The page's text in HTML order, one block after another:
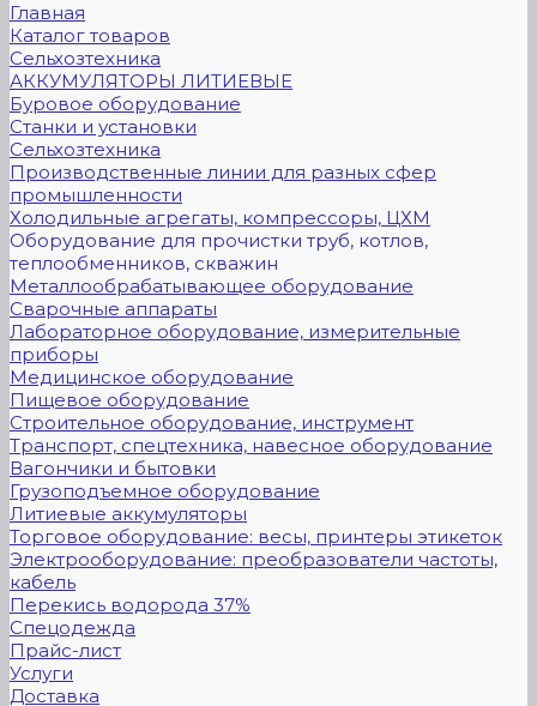
Главная
Каталог товаров
Сельхозтехника
АККУМУЛЯТОРЫ ЛИТИЕВЫЕ
Буровое оборудование
Станки и установки
Сельхозтехника
Производственные линии для разных сфер
промышленности
Холодильные агрегаты, компрессоры, ЦХМ
Оборудование для прочистки труб, котлов,
теплообменников, скважин
Металлообрабатывающее оборудование
Сварочные аппараты
Лабораторное оборудование, измерительные
приборы
Медицинское оборудование
Пищевое оборудование
Строительное оборудование, инструмент
Транспорт, спецтехника, навесное оборудование
Вагончики и бытовки
Грузоподъемное оборудование
Литиевые аккумуляторы
Торговое оборудование: весы, принтеры этикеток
Электрооборудование: преобразователи частоты,
кабель
Перекись водорода 37%
Спецодежда
Прайс-лист
Услуги
Доставка